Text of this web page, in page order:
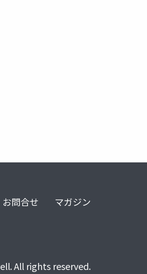
問合せ マガジン
All rights reserved.